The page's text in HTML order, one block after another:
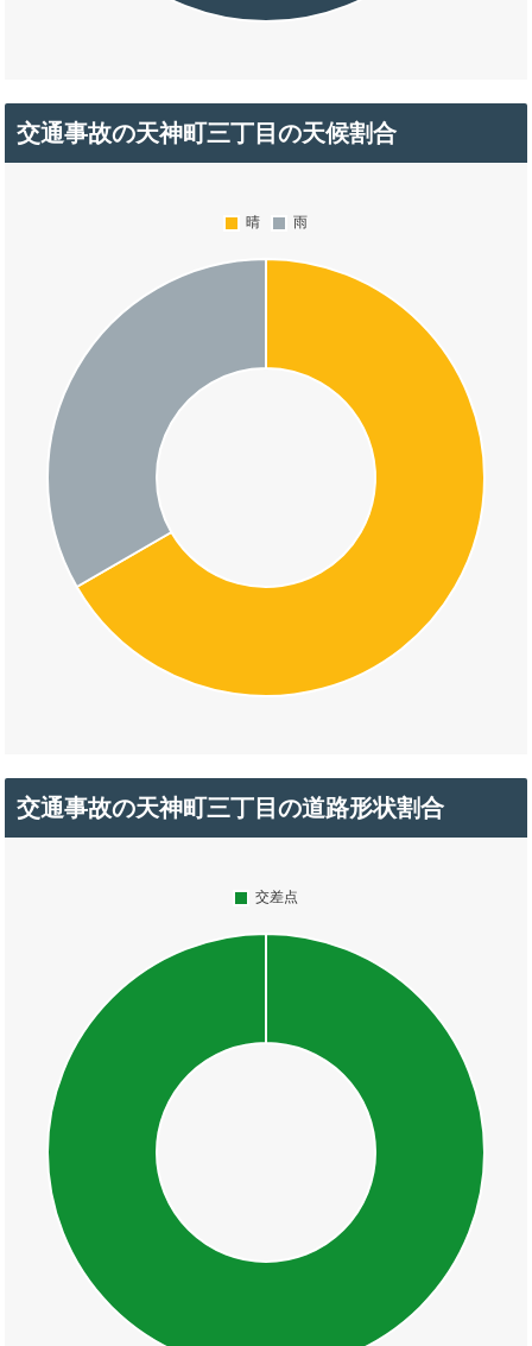
交通事故の天神町三丁目の天候割合
交通事故の天神町三丁目の道路形状割合